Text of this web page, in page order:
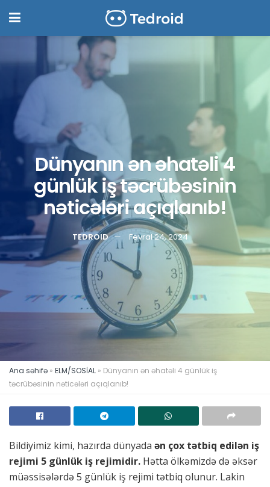
Dünyanın ən əhatəli 4
günlük iş təcrübəsinin
nəticələri açıqlanıb!
TEDROID Fevral 24, 2024
Ana səhifə » ELM/SOSİAL » Dünyanın ən əhatəli 4 günlük iş
təcrübəsinin nəticələri açıqlanıb!
Bildiyimiz kimi, hazırda dünyada ən çox tətbiq edilən iş
rejimi 5 günlük iş rejimidir. Hətta ölkəmizdə də əksər
müəssisələrdə 5 günlük iş rejimi tətbiq olunur. Lakin